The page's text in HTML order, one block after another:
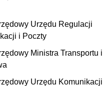
Urzędu Regulacji
i Poczty
Ministra Transportu i
Urzędu Komunikacji